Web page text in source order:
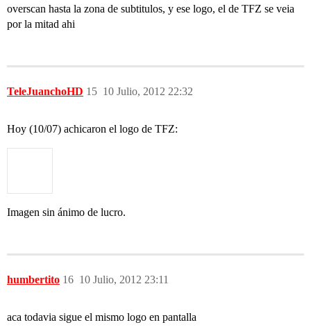
overscan hasta la zona de subtitulos, y ese logo, el de TFZ se veia
por la mitad ahi
TeleJuanchoHD 10 Julio, 2012 22:32
15
Hoy (10/07) achicaron el logo de TFZ:
Imagen sin ánimo de lucro.
humbertito 10 Julio, 2012 23:11
16
aca todavia sigue el mismo logo en pantalla